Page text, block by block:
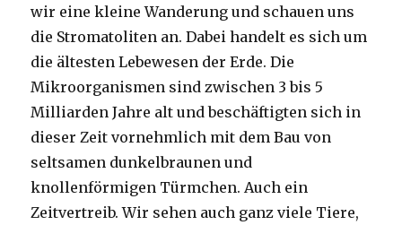
wir eine kleine Wanderung und schauen uns
die Stromatoliten an. Dabei handelt es sich um
die ältesten Lebewesen der Erde. Die
Mikroorganismen sind zwischen 3 bis 5
Milliarden Jahre alt und beschäftigten sich in
dieser Zeit vornehmlich mit dem Bau von
seltsamen dunkelbraunen und
knollenförmigen Türmchen. Auch ein
Zeitvertreib. Wir sehen auch ganz viele Tiere,